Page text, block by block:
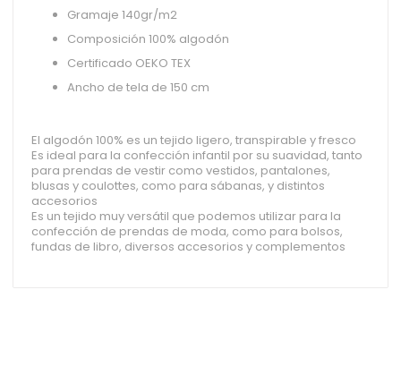
Gramaje 140gr/m2
Composición 100% algodón
Certificado OEKO TEX
Ancho de tela de 150 cm
El algodón 100% es un tejido ligero, transpirable y fresco
Es ideal para la confección infantil por su suavidad, tanto
para prendas de vestir como vestidos, pantalones,
blusas y coulottes, como para sábanas, y distintos
accesorios
Es un tejido muy versátil que podemos utilizar para la
confección de prendas de moda, como para bolsos,
fundas de libro, diversos accesorios y complementos